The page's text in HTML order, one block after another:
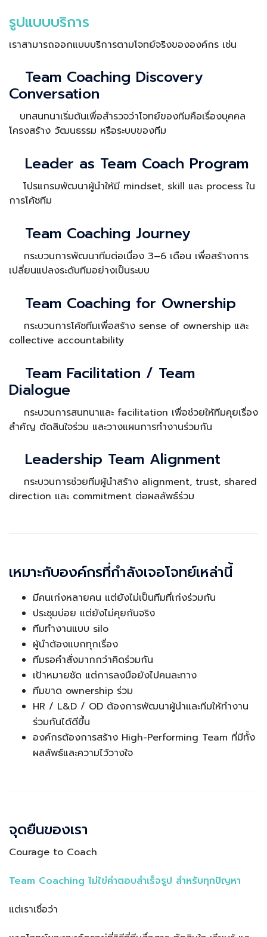
รูปแบบบริการ
เราสามารถออกแบบบริการตามโจทย์จริงขององค์กร เช่น
Team Coaching Discovery
Conversation
บทสนทนาเริ่มต้นเพื่อสำรวจว่าโจทย์ของทีมคือเรื่องบุคคล
โครงสร้าง วัฒนธรรม หรือระบบของทีม
Leader as Team Coach Program
โปรแกรมพัฒนาผู้นำให้มี mindset, skill และ process ใน
การโค้ชทีม
Team Coaching Journey
กระบวนการพัฒนาทีมต่อเนื่อง 3–6 เดือน เพื่อสร้างการ
เปลี่ยนแปลงระดับทีมอย่างเป็นระบบ
Team Coaching for Ownership
กระบวนการโค้ชทีมเพื่อสร้าง sense of ownership และ
collective accountability
Team Facilitation / Team
Dialogue
กระบวนการสนทนาและ facilitation เพื่อช่วยให้ทีมคุยเรื่อง
สำคัญ ตัดสินใจร่วม และวางแผนการทำงานร่วมกัน
Leadership Team Alignment
กระบวนการช่วยทีมผู้นำสร้าง alignment, trust, shared
direction และ commitment ต่อผลลัพธ์ร่วม
เหมาะกับองค์กรที่กำลังเจอโจทย์เหล่านี้
มีคนเก่งหลายคน แต่ยังไม่เป็นทีมที่เก่งร่วมกัน
ประชุมบ่อย แต่ยังไม่คุยกันจริง
ทีมทำงานแบบ silo
ผู้นำต้องแบกทุกเรื่อง
ทีมรอคำสั่งมากกว่าคิดร่วมกัน
เป้าหมายชัด แต่การลงมือยังไปคนละทาง
ทีมขาด ownership ร่วม
HR / L&D / OD ต้องการพัฒนาผู้นำและทีมให้ทำงาน
ร่วมกันได้ดีขึ้น
องค์กรต้องการสร้าง High-Performing Team ที่มีทั้ง
ผลลัพธ์และความไว้วางใจ
จุดยืนของเรา
Courage to Coach
Team Coaching ไม่ใข่คำตอบสำเร็จรูป สำหรับทุกปัญหา
แต่เราเชื่อว่า